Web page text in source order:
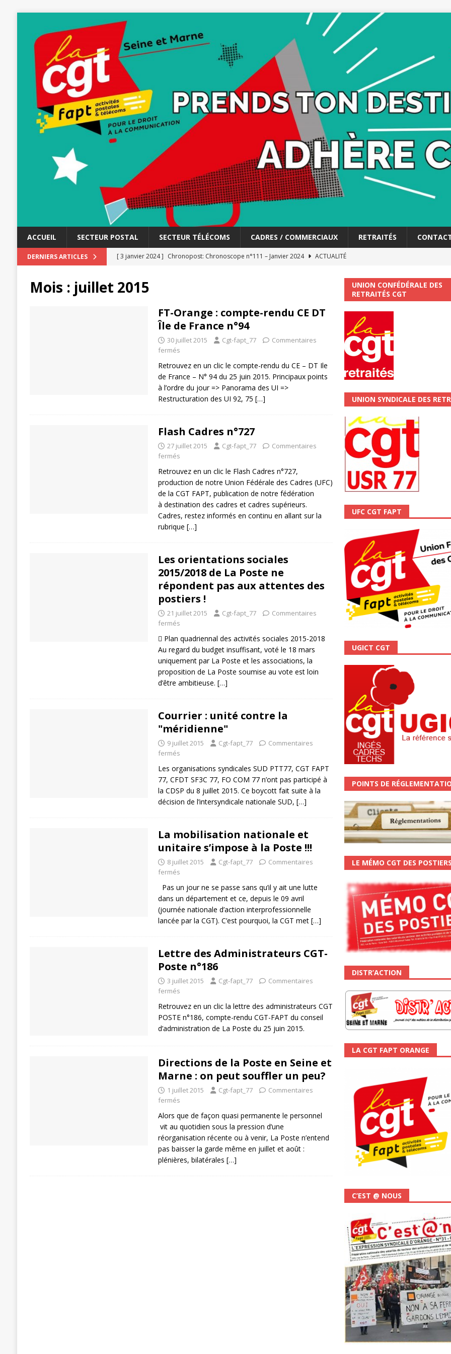
ACCUEIL SECTEUR POSTAL SECTEUR TÉLÉCOMS CADRES / COMMERCIAUX RETRAITÉS
DERNIERS ARTICLES [ 3 janvier 2024 ] Chronopost: Chronoscope n°111 – Janvier 2024
ACTUALITÉ
[ 20 novembre 2023 ]
[ 15 novembre 2023 ]
Postières – Postiers Gardons la main sur nos congés !
[ 3 avril 2026 ] la mutuelle à la poste La CGT vous informe
Mutuelle : encore des changements et…. des augmentations pour les salariéS !!!
[ 19 septembre 2025 ] La Poste -Projet de développement de la Direction Commerciale DDCE/Télévente :
SECTEUR POSTAL
[ 11 septembre 2025 ] Chronopost – ChronoScope n°126
AUTRES TRACTS
Mois : juillet 2015
FT-Orange : compte-rendu CE DT
Île de France n°94
30 juillet 2015 Cgt-fapt_77
Commentaires
fermés
Retrouvez en un clic le compte-rendu du CE – DT Ile
de France – N° 94 du 25 juin 2015. Principaux points
à l’ordre du jour => Panorama des UI =>
Restructuration des UI 92, 75 […]
Flash Cadres n°727
27 juillet 2015 Cgt-fapt_77
Commentaires
fermés
Retrouvez en un clic le Flash Cadres n°727,
production de notre Union Fédérale des Cadres (UFC)
de la CGT FAPT, publication de notre fédération
à destination des cadres et cadres supérieurs.
Cadres, restez informés en continu en allant sur la
rubrique […]
Les orientations sociales
2015/2018 de La Poste ne
répondent pas aux attentes des
postiers !
21 juillet 2015 Cgt-fapt_77
Commentaires
fermés
 Plan quadriennal des activités sociales 2015-2018
Au regard du budget insuffisant, voté le 18 mars
uniquement par La Poste et les associations, la
proposition de La Poste soumise au vote est loin
d’être ambitieuse. […]
Courrier : unité contre la
"méridienne"
9 juillet 2015 Cgt-fapt_77
Commentaires
fermés
Les organisations syndicales SUD PTT77, CGT FAPT
77, CFDT SF3C 77, FO COM 77 n’ont pas participé à
la CDSP du 8 juillet 2015. Ce boycott fait suite à la
décision de l’intersyndicale nationale SUD, […]
La mobilisation nationale et
unitaire s’impose à la Poste !!!
8 juillet 2015 Cgt-fapt_77
Commentaires
fermés
Pas un jour ne se passe sans qu’il y ait une lutte
dans un département et ce, depuis le 09 avril
(journée nationale d’action interprofessionnelle
lancée par la CGT). C’est pourquoi, la CGT met […]
Lettre des Administrateurs CGT-
Poste n°186
3 juillet 2015 Cgt-fapt_77
Commentaires
fermés
Retrouvez en un clic la lettre des administrateurs CGT
POSTE n°186, compte-rendu CGT-FAPT du conseil
d’administration de La Poste du 25 juin 2015.
Directions de la Poste en Seine et
Marne : on peut souffler un peu?
1 juillet 2015 Cgt-fapt_77
Commentaires
fermés
Alors que de façon quasi permanente le personnel
vit au quotidien sous la pression d’une
réorganisation récente ou à venir, La Poste n’entend
pas baisser la garde même en juillet et août :
plénières, bilatérales […]
UNION CONFÉDÉRALE DES
RETRAITÉS CGT
UNION SYNDICALE DES
UFC CGT FAPT
UGICT CGT
POINTS DE
LE MÉMO CGT DES
DISTR’ACTION
LA CGT FAPT ORANGE
C’EST @ NOUS